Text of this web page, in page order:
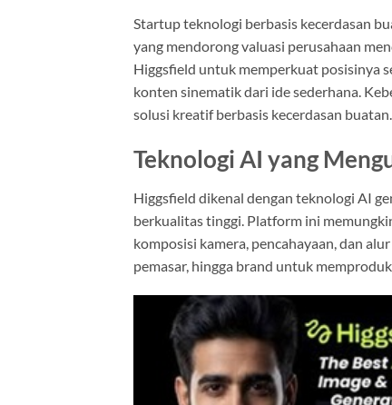
Startup teknologi berbasis kecerdasan
yang mendorong valuasi perusahaan
Higgsfield untuk memperkuat posisinya
konten sinematik dari ide sederhana.
solusi kreatif berbasis kecerdasan buatan.
Teknologi AI yang
Higgsfield dikenal dengan teknologi AI
berkualitas tinggi. Platform ini
komposisi kamera, pencahayaan, dan
pemasar, hingga brand untuk